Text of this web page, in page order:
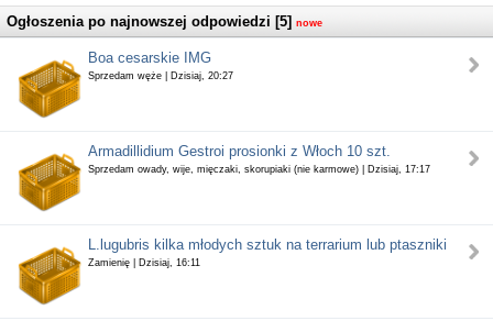
Ogłoszenia po najnowszej odpowiedzi [5] nowe
Boa cesarskie IMG
Sprzedam węże | Dzisiaj, 20:27
Armadillidium Gestroi prosionki z Włoch 10 szt.
Sprzedam owady, wije, mięczaki, skorupiaki (nie karmowe) | Dzisiaj, 17:17
L.lugubris kilka młodych sztuk na terrarium lub ptaszniki
Zamienię | Dzisiaj, 16:11